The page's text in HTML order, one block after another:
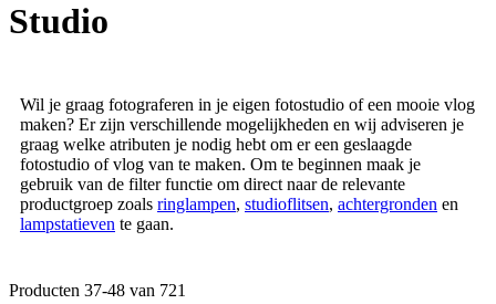
Studio
Wil je graag fotograferen in je eigen fotostudio of een mooie vlog
maken? Er zijn verschillende mogelijkheden en wij adviseren je
graag welke atributen je nodig hebt om er een geslaagde
fotostudio of vlog van te maken. Om te beginnen maak je
gebruik van de filter functie om direct naar de relevante
productgroep zoals ringlampen, studioflitsen, achtergronden en
lampstatieven te gaan.
Producten 37-48 van 721